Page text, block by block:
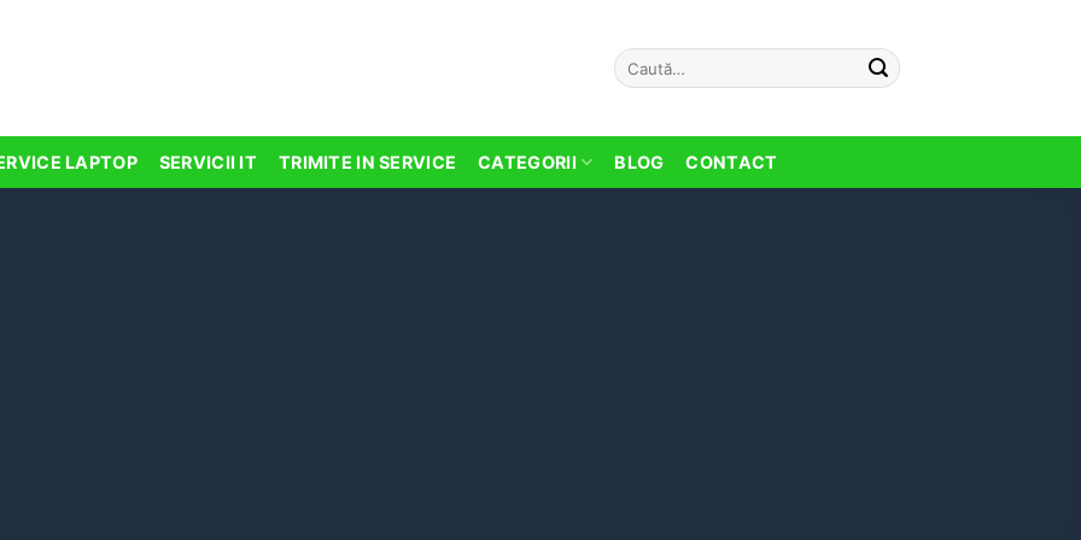
Caută
după:
LAPTOP SERVICII IT TRIMITE IN SERVICE CATEGORII BLOG CONTACT